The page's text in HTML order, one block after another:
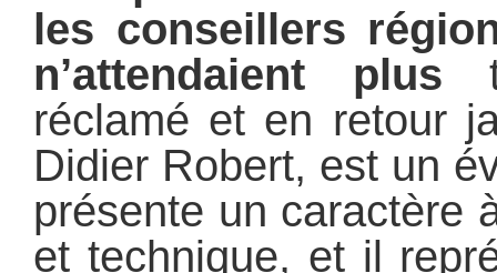
les conseillers
n’attendaient plus
réclamé et en retour
Didier Robert, est un
présente un caractère
et technique, et il